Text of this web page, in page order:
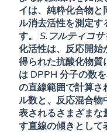
イは、純粋化合物と
ル消去活性を測定す
す。S.フルティコサ
化活性は、反応開始
得られた抗酸化物質
は DPPH 分子の数
の直線範囲で計算さ
ル数と、反応混合物
表されるさまざまな
す直線の傾きとして